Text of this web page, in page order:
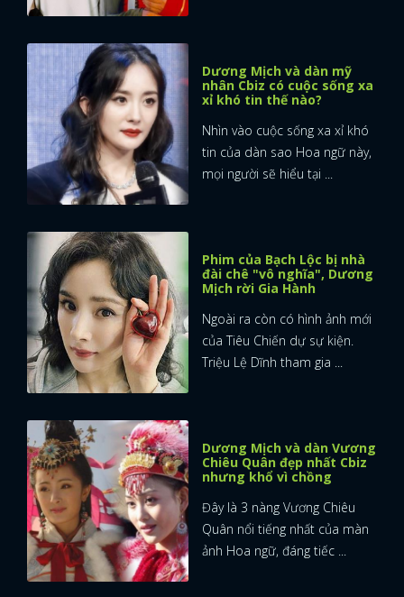
Dương Mịch và dàn mỹ
nhân Cbiz có cuộc sống xa
xỉ khó tin thế nào?
Nhìn vào cuộc sống xa xỉ khó
tin của dàn sao Hoa ngữ này,
mọi người sẽ hiểu tại ...
Phim của Bạch Lộc bị nhà
đài chê "vô nghĩa", Dương
Mịch rời Gia Hành
Ngoài ra còn có hình ảnh mới
của Tiêu Chiến dự sự kiện.
Triệu Lệ Dĩnh tham gia ...
Dương Mịch và dàn Vương
Chiêu Quân đẹp nhất Cbiz
nhưng khổ vì chồng
Đây là 3 nàng Vương Chiêu
Quân nổi tiếng nhất của màn
ảnh Hoa ngữ, đáng tiếc ...